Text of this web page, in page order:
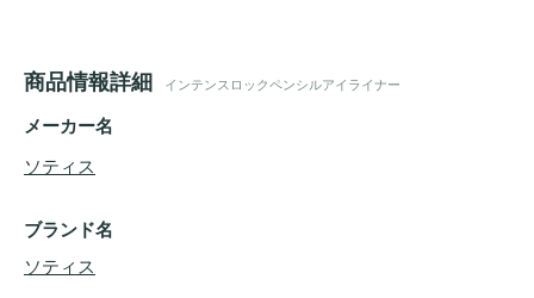
商品情報詳細 インテンスロックペンシルアイライナー
メーカー名
ソティス
ブランド名
ソティス